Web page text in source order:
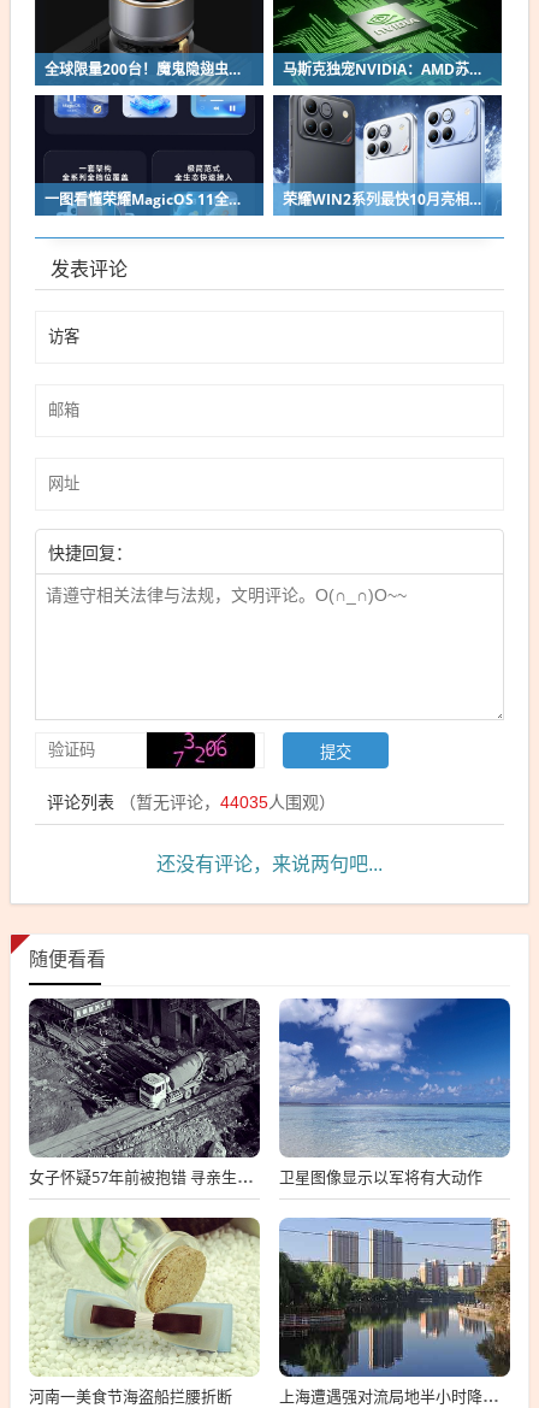
全球限量200台！魔鬼隐翅虫欧米伽L36 Ultra液冷预售：可动冷头售2999元 马斯克独宠NVIDIA：AMD苏姿丰淡定回应
一图看懂荣耀MagicOS 11全新双架构：安卓底层重构 液态玻璃效果拉满 荣耀WIN2系列最快10月亮相：2nm芯片+万级电池组合同档唯一
发表评论
快捷回复：
评论列表 （暂无评论， 44035人围观）
还没有评论，来说两句吧...
随便看看
女子怀疑57年前被抱错 寻亲生父母 卫星图像显示以军将有大动作
河南一美食节海盗船拦腰折断 上海遭遇强对流局地半小时降温13℃